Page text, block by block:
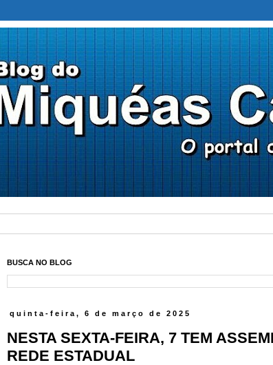
BUSCA NO BLOG
quinta-feira, 6 de março de 2025
NESTA SEXTA-FEIRA, 7 TEM
REDE ESTADUAL